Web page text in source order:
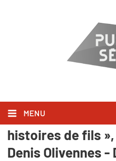
MENU
Au bonheur des
histoires de fils
Denis Olivennes -